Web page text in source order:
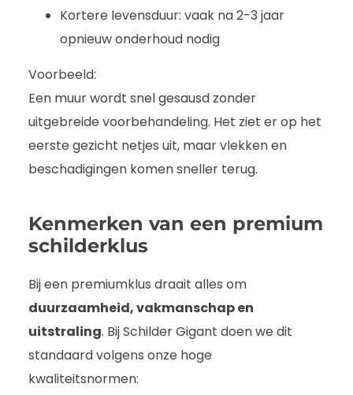
Kortere levensduur: vaak na 2-3 jaar
opnieuw onderhoud nodig
Voorbeeld:
Een muur wordt snel gesausd zonder
uitgebreide voorbehandeling. Het ziet er op het
eerste gezicht netjes uit, maar vlekken en
beschadigingen komen sneller terug.
Kenmerken van een premium
schilderklus
Bij een premiumklus draait alles om
duurzaamheid, vakmanschap en
uitstraling. Bij Schilder Gigant doen we dit
standaard volgens onze hoge
kwaliteitsnormen: